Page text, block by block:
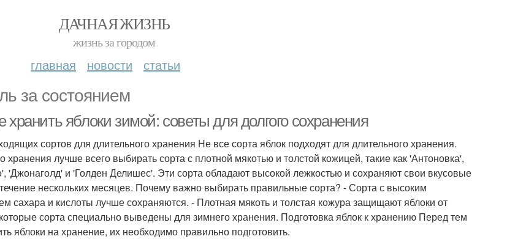
ДАЧНАЯ ЖИЗНЬ
жизнь за городом
главная новости статьи
за состоянием
хранить яблоки зимой: советы для долгого сохранения
сортов для длительного хранения Не все сорта яблок подходят для длительного хранения.
хранения лучше всего выбирать сорта с плотной мякотью и толстой кожицей, такие как 'Антоновка',
'Джонаголд' и 'Голден Делишес'. Эти сорта обладают высокой лежкостью и сохраняют свои вкусовые
нескольких месяцев. Почему важно выбирать правильные сорта? - Сорта с высоким
сахара и кислоты лучше сохраняются. - Плотная мякоть и толстая кожура защищают яблоки от
сорта специально выведены для зимнего хранения. Подготовка яблок к хранению Перед тем
яблоки на хранение, их необходимо правильно подготовить.